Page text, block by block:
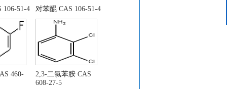
)-4-氰基-1H-吡唑
106-51-4 对苯醌 CAS 106-51-4
460-
2,3-二氯苯胺 CAS
608-27-5